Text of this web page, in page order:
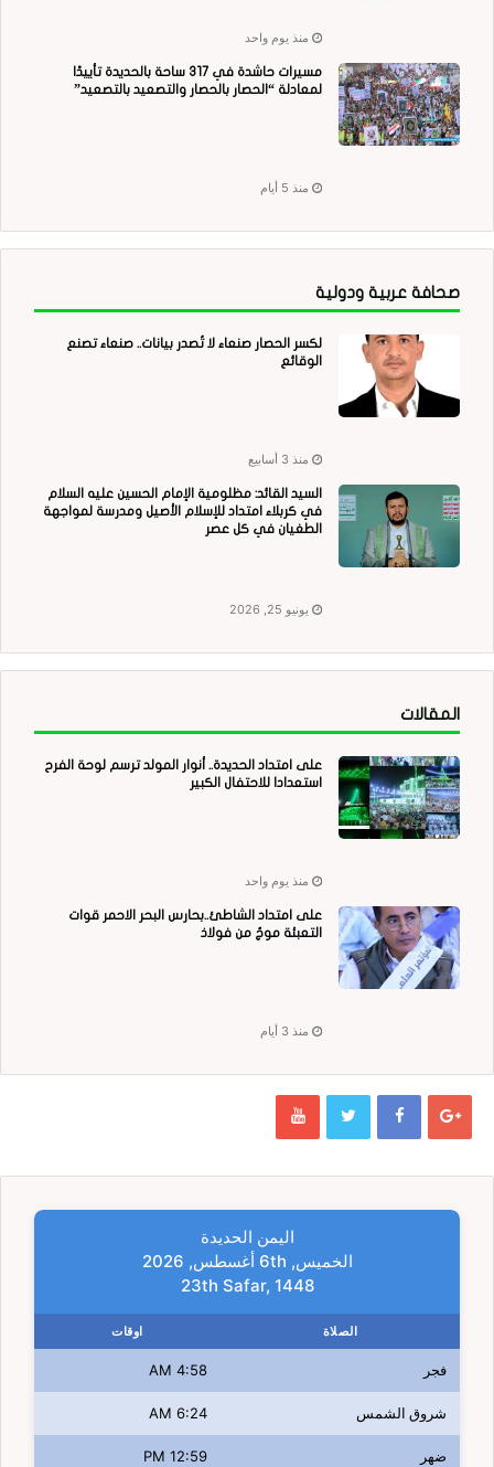
منذ يوم واحد
مسيرات حاشدة في 317 ساحة بالحديدة تأييدًا
لمعادلة “الحصار بالحصار والتصعيد بالتصعيد”
منذ 5 أيام
صحافة عربية ودولية
لكسر الحصار صنعاء لا تُصدر بيانات.. صنعاء تصنع
الوقائع
منذ 3 أسابيع
السيد القائد: مظلومية الإمام الحسين عليه السلام
في كربلاء امتداد للإسلام الأصيل ومدرسة لمواجهة
الطغيان في كل عصر
يونيو 25, 2026
المقالات
على امتداد الحديدة.. أنوار المولد ترسم لوحة الفرح
استعدادا للاحتفال الكبير
منذ يوم واحد
على امتداد الشاطئ..بحارس البحر الاحمر قوات
التعبئة موجٌ من فولاذ
منذ 3 أيام
اليمن الحديدة
الخميس, 6th أغسطس, 2026
23th Safar, 1448
الصلاة اوقات
فجر 4:58 AM
شروق الشمس 6:24 AM
ضهر 12:59 PM